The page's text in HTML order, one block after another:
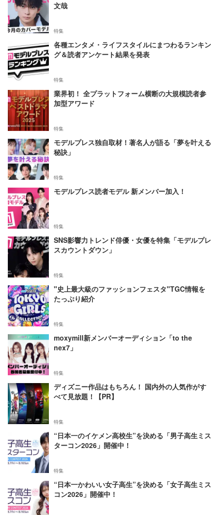
文哉
特集
各種エンタメ・ライフスタイルにまつわるランキン
グ＆読者アンケート結果を発表
特集
業界初！ 全プラットフォーム横断の大規模読者参
加型アワード
特集
モデルプレス独自取材！著名人が語る「夢を叶える
秘訣」
特集
モデルプレス読者モデル 新メンバー加入！
特集
SNS影響力トレンド俳優・女優を特集「モデルプレ
スカウントダウン」
特集
"史上最大級のファッションフェスタ"TGC情報を
たっぷり紹介
特集
moxymill新メンバーオーディション「to the
nex7」
特集
ディズニー作品はもちろん！ 国内外の人気作がす
べて見放題！【PR】
特集
“日本一のイケメン高校生”を決める「男子高生ミス
ターコン2026」開催中！
特集
“日本一かわいい女子高生”を決める「女子高生ミス
コン2026」開催中！